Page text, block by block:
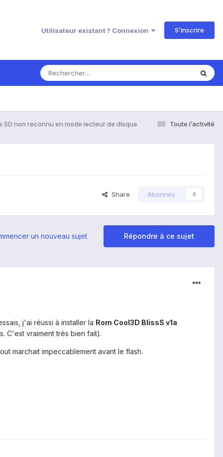
Utilisateur existant ? Connexion S’inscrire
Toute l’activité
SD non reconnu en mode lecteur de disque
Share Abonnés 0
Répondre à ce sujet
un nouveau sujet
j'ai réussi à installer la Rom Cool3D BlissS v1a
C'est vraiment très bien fait).
marchait impeccablement avant le flash.